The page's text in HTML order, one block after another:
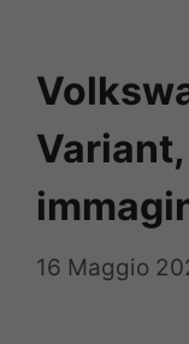
16 Maggio